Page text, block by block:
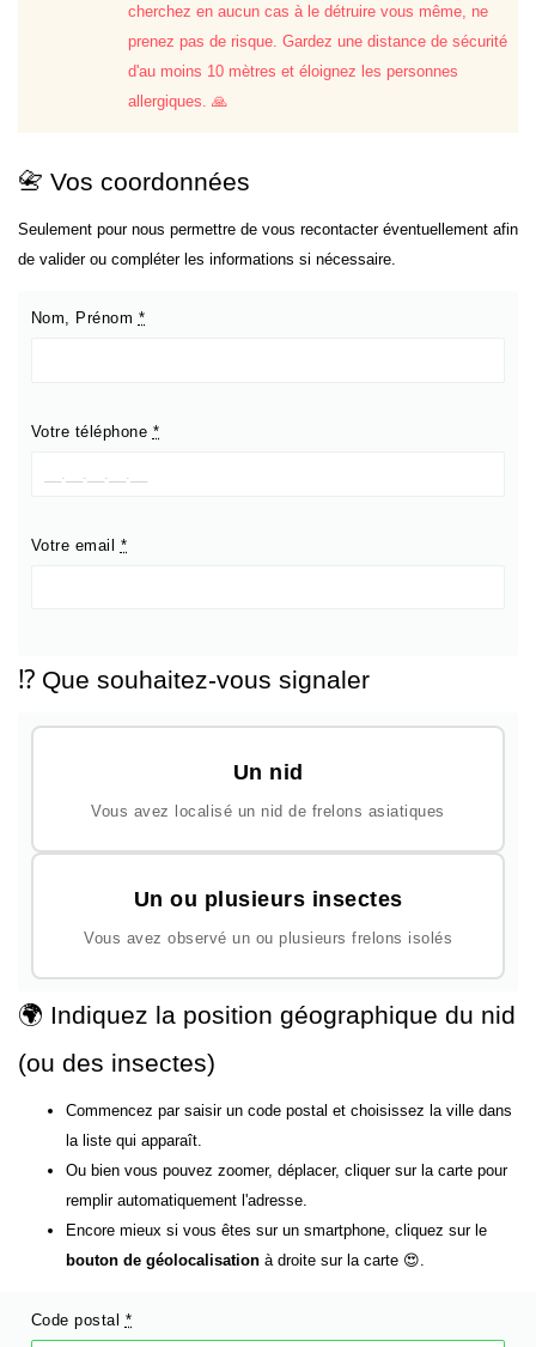
cherchez en aucun cas à le détruire vous même, ne
prenez pas de risque. Gardez une distance de sécurité
d'au moins 10 mètres et éloignez les personnes
allergiques. 🙏
📇 Vos coordonnées
Seulement pour nous permettre de vous recontacter éventuellement afin
de valider ou compléter les informations si nécessaire.
Nom, Prénom *
Votre téléphone *
Votre email *
⁉️ Que souhaitez-vous signaler
Un nid
Vous avez localisé un nid de frelons asiatiques
Un ou plusieurs insectes
Vous avez observé un ou plusieurs frelons isolés
🌍 Indiquez la position géographique du nid
(ou des insectes)
Commencez par saisir un code postal et choisissez la ville dans
la liste qui apparaît.
Ou bien vous pouvez zoomer, déplacer, cliquer sur la carte pour
remplir automatiquement l'adresse.
Encore mieux si vous êtes sur un smartphone, cliquez sur le
bouton de géolocalisation à droite sur la carte 😍.
Code postal *